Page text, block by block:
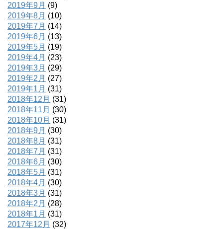
2019年9月 (9)
2019年8月 (10)
2019年7月 (14)
2019年6月 (13)
2019年5月 (19)
2019年4月 (23)
2019年3月 (29)
2019年2月 (27)
2019年1月 (31)
2018年12月 (31)
2018年11月 (30)
2018年10月 (31)
2018年9月 (30)
2018年8月 (31)
2018年7月 (31)
2018年6月 (30)
2018年5月 (31)
2018年4月 (30)
2018年3月 (31)
2018年2月 (28)
2018年1月 (31)
2017年12月 (32)